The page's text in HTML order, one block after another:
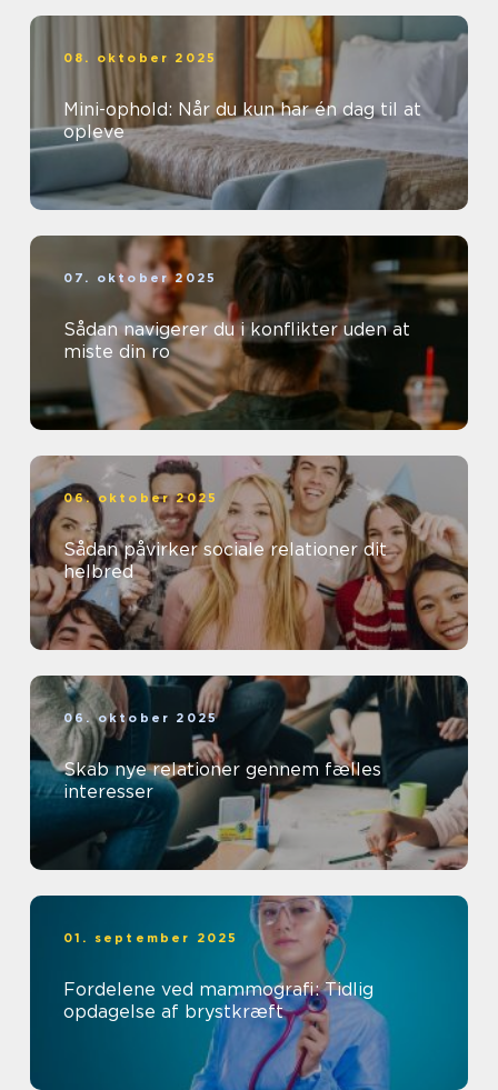
08. oktober 2025
Mini-ophold: Når du kun har én dag til at
opleve
07. oktober 2025
Sådan navigerer du i konflikter uden at
miste din ro
06. oktober 2025
Sådan påvirker sociale relationer dit
helbred
06. oktober 2025
Skab nye relationer gennem fælles
interesser
01. september 2025
Fordelene ved mammografi: Tidlig
opdagelse af brystkræft